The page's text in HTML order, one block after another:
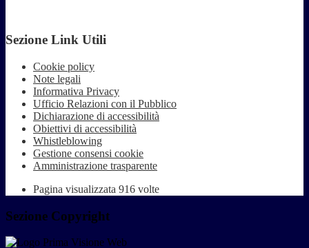
Sezione Link Utili
Cookie policy
Note legali
Informativa Privacy
Ufficio Relazioni con il Pubblico
Dichiarazione di accessibilità
Obiettivi di accessibilità
Whistleblowing
Gestione consensi cookie
Amministrazione trasparente
Pagina visualizzata 916 volte
Sezione Copyright